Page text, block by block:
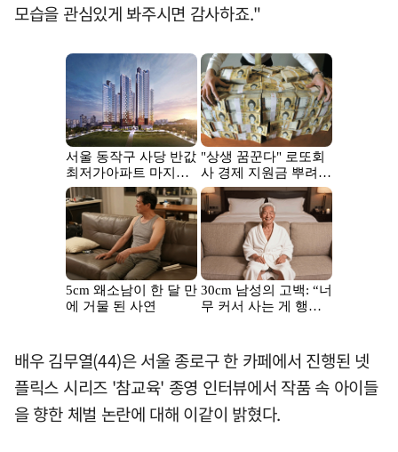
모습을 관심있게 봐주시면 감사하죠."
배우 김무열(44)은 서울 종로구 한 카페에서 진행된 넷
플릭스 시리즈 '참교육' 종영 인터뷰에서 작품 속 아이들
을 향한 체벌 논란에 대해 이같이 밝혔다.